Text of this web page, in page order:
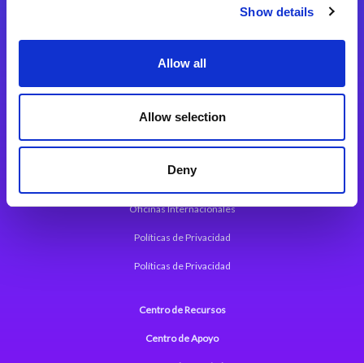
Show details
Allow all
Allow selection
Deny
Magic xpi Plataforma de Integración
Comunicados de Prensa (Inglés)
Acerca de Magic
Oficinas Internacionales
Políticas de Privacidad
Políticas de Privacidad
Centro de Recursos
Centro de Apoyo